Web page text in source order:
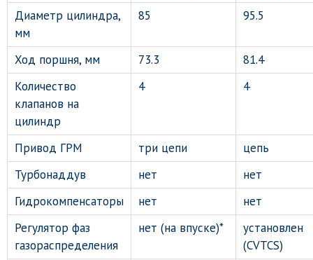
Диаметр цилиндра,
мм
85 95.5
Ход поршня, мм 73.3
81.4
Количество
клапанов на
цилиндр
4 4
Привод ГРМ три цепи
цепь
Турбонаддув
нет
нет
Гидрокомпенсаторы
нет
нет
Регулятор фаз
газораспределения
нет (на впуске)*
установлен
(CVTCS)